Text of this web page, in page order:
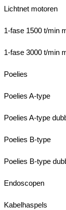
Lichtnet motoren
1-fase 1500 t/min
1-fase 3000 t/min
Poelies
Poelies A-type
Poelies A-type
Poelies B-type
Poelies B-type
Endoscopen
Kabelhaspels